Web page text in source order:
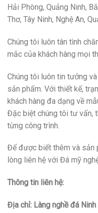
Hải Phòng, Quảng Ninh,
Thơ, Tây Ninh, Nghệ An,
Chúng tôi luôn tân tình
mắc của khách hàng mọi
Chúng tôi luôn tin tưởng
sản phẩm. Với thiết kế,
khách hàng đa dạng về
Đặc biệt chúng tôi tư vấn,
từng công trình.
Để được biết thêm và sản
lòng liên hệ với Đá mỹ
Thông tin liên hệ:
Địa chỉ: Làng nghề đá